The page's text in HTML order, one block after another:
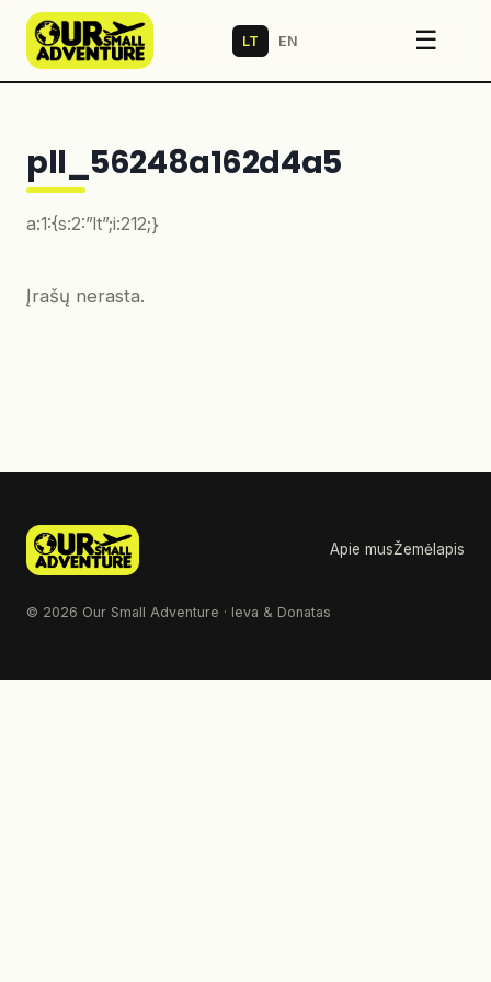
LT EN ☰
pll_56248a162d4a5
a:1:{s:2:”lt”;i:212;}
Įrašų nerasta.
Apie musŽemėlapis
© 2026 Our Small Adventure · Ieva & Donatas